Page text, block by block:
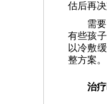
估后再
需
有些孩
以冷敷
整方案。
治